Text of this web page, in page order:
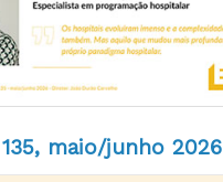
135, maio/junho 2026